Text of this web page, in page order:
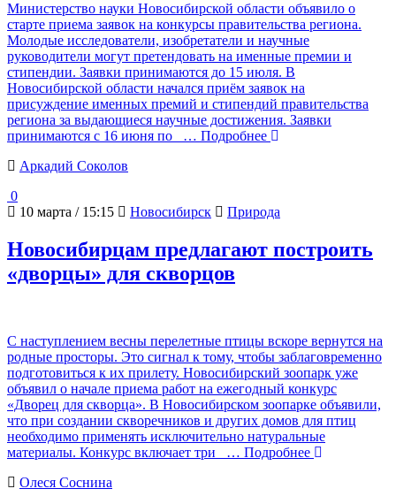
Министерство науки Новосибирской области объявило о
старте приема заявок на конкурсы правительства региона.
Молодые исследователи, изобретатели и научные
руководители могут претендовать на именные премии и
стипендии. Заявки принимаются до 15 июля. В
Новосибирской области начался приём заявок на
присуждение именных премий и стипендий правительства
региона за выдающиеся научные достижения. Заявки
принимаются с 16 июня по
… Подробнее
Аркадий Соколов
0
10 марта / 15:15
Новосибирск Природа
Новосибирцам предлагают построить
«дворцы» для скворцов
С наступлением весны перелетные птицы вскоре вернутся на
родные просторы. Это сигнал к тому, чтобы заблаговременно
подготовиться к их прилету. Новосибирский зоопарк уже
объявил о начале приема работ на ежегодный конкурс
«Дворец для скворца». В Новосибирском зоопарке объявили,
что при создании скворечников и других домов для птиц
необходимо применять исключительно натуральные
материалы. Конкурс включает три
… Подробнее
Олеся Соснина